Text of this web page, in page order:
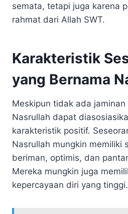
semata, tetapi juga karena
rahmat dari Allah SWT.
Karakteristik
yang Bernama
Meskipun tidak ada
Nasrullah dapat
karakteristik positif.
Nasrullah mungkin memiliki
beriman, optimis, dan
Mereka mungkin juga
kepercayaan diri yang tinggi.